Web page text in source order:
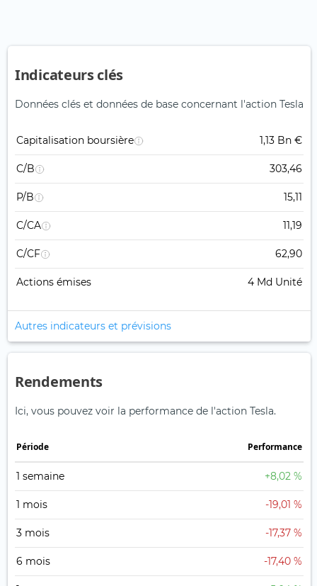
Indicateurs clés
Données clés et données de base concernant l'action Tesla
Capitalisation boursière 1,13 Bn €
C/B 303,46
P/B 15,11
C/CA 11,19
C/CF 62,90
Actions émises 4 Md Unité
Autres indicateurs et prévisions
Rendements
Ici, vous pouvez voir la performance de l'action Tesla.
Période Performance
1 semaine +8,02 %
1 mois -19,01 %
3 mois -17,37 %
6 mois -17,40 %